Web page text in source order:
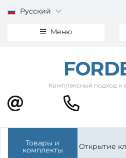
Русский
Меню
Комплексный подход к
Товары и
комплекты Открытие